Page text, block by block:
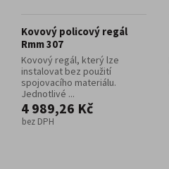
Kovový policový regál
Rmm 307
Kovový regál, který lze
instalovat bez použití
spojovacího materiálu.
Jednotlivé ...
4 989,26 Kč
bez DPH